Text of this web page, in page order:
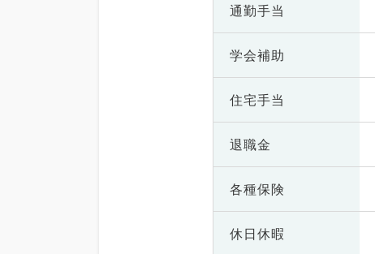
通勤手当
学会補助
住宅手当
退職金
各種保険
休日休暇